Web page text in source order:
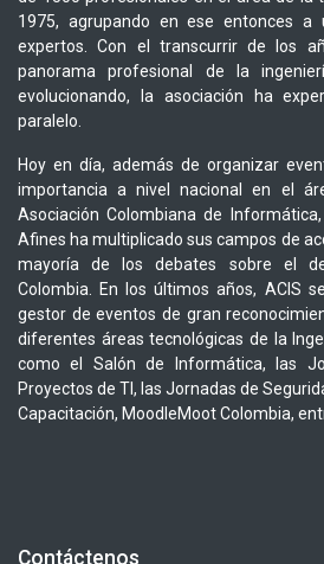
1975, agrupando en ese entonces a
expertos. Con el transcurrir de los
panorama profesional de la
evolucionando, la asociación ha
paralelo.
Hoy en día, además de organizar
importancia a nivel nacional en el
Asociación Colombiana de
Afines ha multiplicado sus campos de
mayoría de los debates sobre el
Colombia. En los últimos años, ACIS
gestor de eventos de gran
diferentes áreas tecnológicas de la
como el Salón de Informática, las
Proyectos de TI, las Jornadas de
Capacitación, MoodleMoot Colombia,
Contáctenos